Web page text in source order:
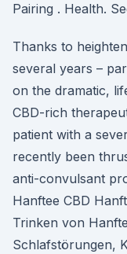
Pairing . Health.
Thanks to
several years –
on the dramatic,
CBD-rich
patient with a
recently been
anti-convulsant
Hanftee CBD
Trinken von
Schlafstörungen,